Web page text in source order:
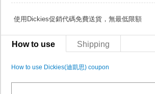
使用Dickies促銷代碼免費送貨，無最低限額
How to use Shipping
How to use Dickies(迪凱思) coupon